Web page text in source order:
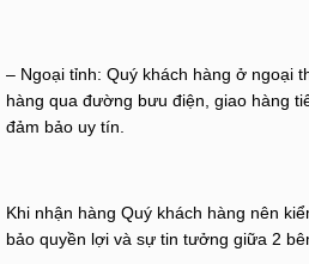
– Ngoại tỉnh: Quý khách hàng ở ngoại
hàng qua đường bưu điện, giao hàng
đảm bảo uy tín.
Khi nhận hàng Quý khách hàng nên
bảo quyền lợi và sự tin tưởng giữa 2